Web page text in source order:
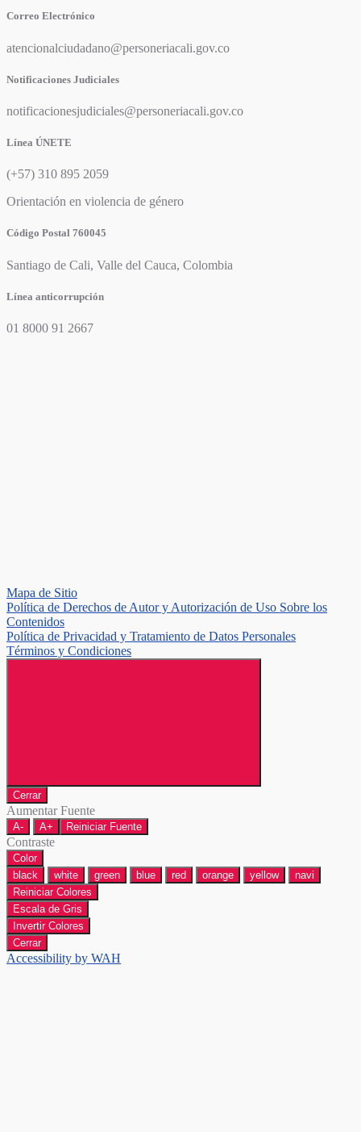
Correo Electrónico
atencionalciudadano@personeriacali.gov.co
Notificaciones Judiciales
notificacionesjudiciales@personeriacali.gov.co
Línea ÚNETE
(+57) 310 895 2059
Orientación en violencia de género
Código Postal 760045
Santiago de Cali, Valle del Cauca, Colombia
Línea anticorrupción
01 8000 91 2667
Mapa de Sitio
Política de Derechos de Autor y Autorización de Uso Sobre los
Contenidos
Política de Privacidad y Tratamiento de Datos Personales
Términos y Condiciones
Cerrar
Aumentar Fuente
A- A+ Reiniciar Fuente
Contraste
Color
black
white green blue red orange yellow
navi
Reiniciar Colores
Escala de Gris
Invertir Colores
Cerrar
Accessibility by WAH